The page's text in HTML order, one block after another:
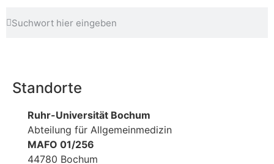
Standorte
Ruhr-Universität Bochum
Abteilung für Allgemeinmedizin
MAFO 01/256
44780 Bochum